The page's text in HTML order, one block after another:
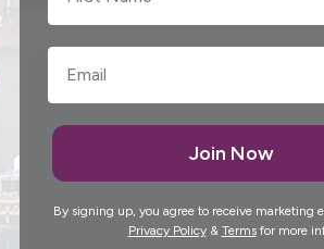
Join Now
By signing up, you agree to receive marketing
Privacy Policy& Termsfor more